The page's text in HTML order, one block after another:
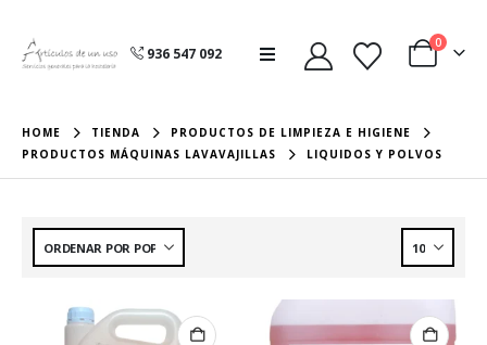
936 547 092
0
HOME TIENDA
PRODUCTOS DE LIMPIEZA E HIGIENE
PRODUCTOS MÁQUINAS LAVAVAJILLAS
LIQUIDOS Y POLVOS